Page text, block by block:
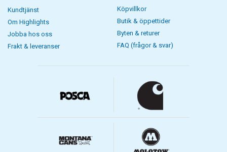
Kundtjänst
Om Highlights
Jobba hos oss
Frakt & leveranser
Köpvillkor
Butik & öppettider
Byten & returer
FAQ (frågor & svar)